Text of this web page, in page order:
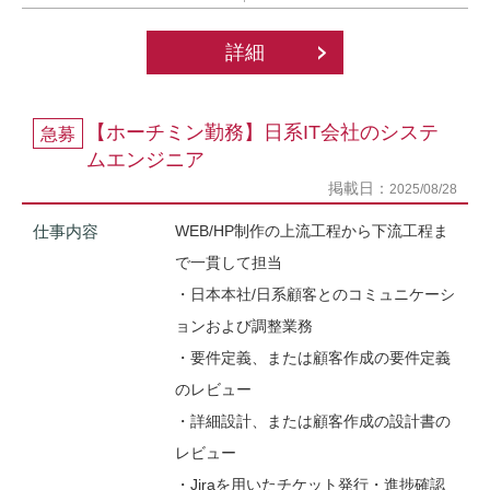
詳細
急募
【ホーチミン勤務】日系IT会社のシステ
ムエンジニア
掲載日： 2025/08/28
仕事内容
WEB/HP制作の上流工程から下流工程ま
で一貫して担当
・日本本社/日系顧客とのコミュニケーシ
ョンおよび調整業務
・要件定義、または顧客作成の要件定義
のレビュー
・詳細設計、または顧客作成の設計書の
レビュー
・Jiraを用いたチケット発行・進捗確認